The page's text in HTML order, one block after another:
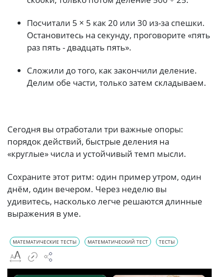
Посчитали 5 × 5 как 20 или 30 из-за спешки.
Остановитесь на секунду, проговорите «пять
раз пять - двадцать пять».
Сложили до того, как закончили деление.
Делим обе части, только затем складываем.
Сегодня вы отработали три важные опоры:
порядок действий, быстрые деления на
«круглые» числа и устойчивый темп мысли.
Сохраните этот ритм: один пример утром, один
днём, один вечером. Через неделю вы
удивитесь, насколько легче решаются длинные
выражения в уме.
МАТЕМАТИЧЕСКИЕ ТЕСТЫ МАТЕМАТИЧЕСКИЙ ТЕСТ ТЕСТЫ